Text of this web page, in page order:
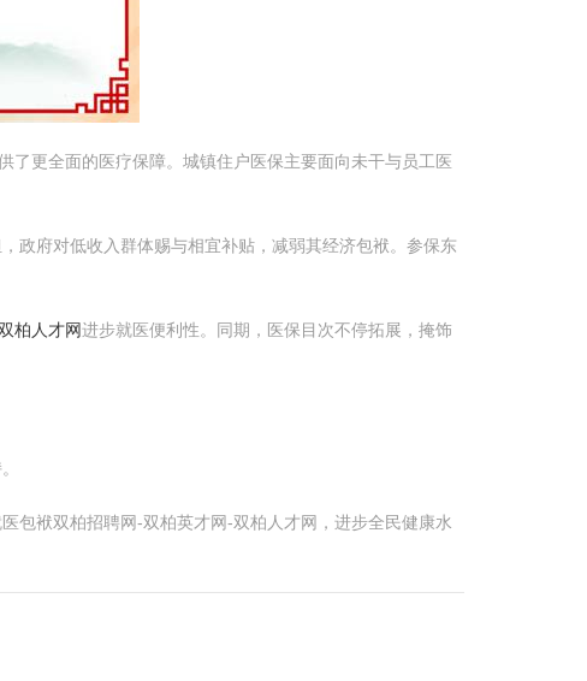
了更全面的医疗保障。城镇住户医保主要面向未干与员工医
政府对低收入群体赐与相宜补贴，减弱其经济包袱。参保东
柏人才网进步就医便利性。同期，医保目次不停拓展，掩饰
包袱双柏招聘网-双柏英才网-双柏人才网，进步全民健康水